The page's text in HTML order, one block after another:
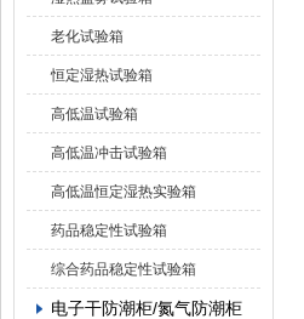
老化试验箱
恒定湿热试验箱
高低温试验箱
高低温冲击试验箱
高低温恒定湿热实验箱
药品稳定性试验箱
综合药品稳定性试验箱
电子干防潮柜/氮气防潮柜